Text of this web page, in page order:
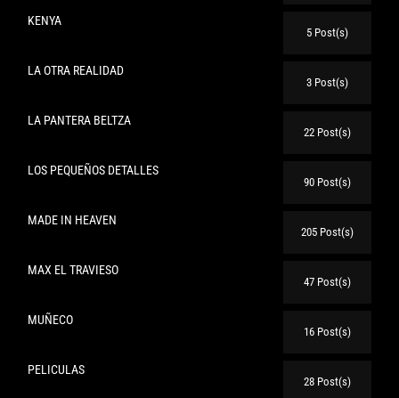
KENYA
5 Post(s)
LA OTRA REALIDAD
3 Post(s)
LA PANTERA BELTZA
22 Post(s)
LOS PEQUEÑOS DETALLES
90 Post(s)
MADE IN HEAVEN
205 Post(s)
MAX EL TRAVIESO
47 Post(s)
MUÑECO
16 Post(s)
PELICULAS
28 Post(s)